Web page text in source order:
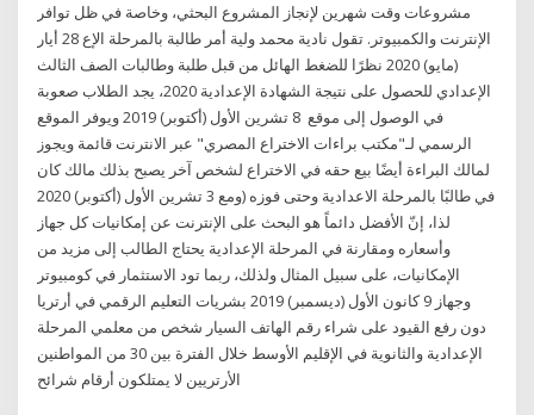
مشروعات وقت شهرين لإنجاز المشروع البحثي، وخاصة في ظل توافر
الإنترنت والكمبيوتر. تقول نادية محمد ولية أمر طالبة بالمرحلة الإع 28 أيار
(مايو) 2020 نظرًا للضغط الهائل من قبل طلبة وطالبات الصف الثالث
الإعدادي للحصول على نتيجة الشهادة الإعدادية 2020، يجد الطلاب صعوبة
في الوصول إلى موقع 8 تشرين الأول (أكتوبر) 2019 ويوفر الموقع
الرسمي لـ"مكتب براءات الاختراع المصري" عبر الانترنت قائمة ويجوز
لمالك البراءة أيضًا بيع حقه في الاختراع لشخص آخر يصبح بذلك مالك كان
في طالبًا بالمرحلة الاعدادية وحتى فوزه (ومع 3 تشرين الأول (أكتوبر) 2020
لذا، إنّ الأفضل دائماً هو البحث على الإنترنت عن إمكانيات كل جهاز
وأسعاره ومقارنة في المرحلة الإعدادية يحتاج الطالب إلى مزيد من
الإمكانيات، على سبيل المثال ولذلك، ربما تود الاستثمار في كومبيوتر
وجهاز 9 كانون الأول (ديسمبر) 2019 بشريات التعليم الرقمي في أرتريا
دون رفع القيود على شراء رقم الهاتف السيار شخص من معلمي المرحلة
الإعدادية والثانوية في الإقليم الأوسط خلال الفترة بين 30 من المواطنين
الأرتريين لا يمتلكون أرقام شرائح